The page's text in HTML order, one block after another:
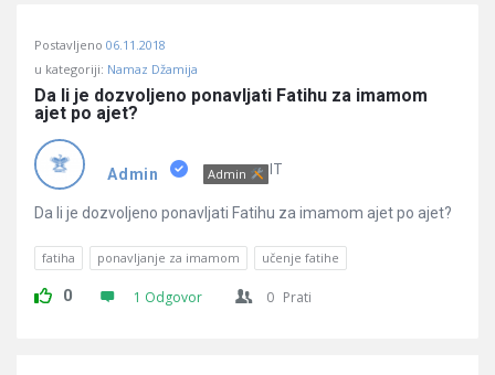
Učene
Latest
Pitanja
Postavljeno 06.11.2018
u kategoriji: Namaz Džamija
Da li je dozvoljeno ponavljati Fatihu za imamom
ajet po ajet?
Admin Admin IT
Da li je dozvoljeno ponavljati Fatihu za imamom ajet po ajet?
fatiha ponavljanje za imamom učenje fatihe
0 1 Odgovor 0 Prati